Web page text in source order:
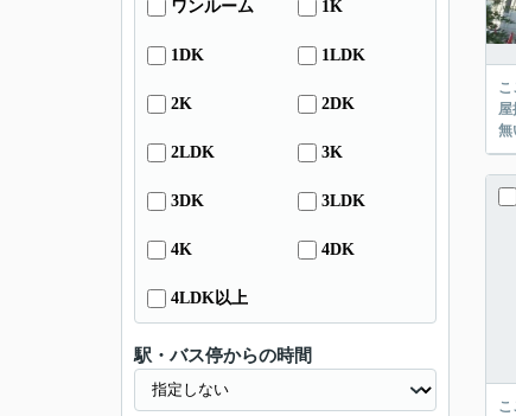
ここま
屋
ここま
ワンルーム 1K
1DK 1LDK
2K 2DK
2LDK 3K
3DK 3LDK
4K 4DK
4LDK以上
駅・バス停からの時間